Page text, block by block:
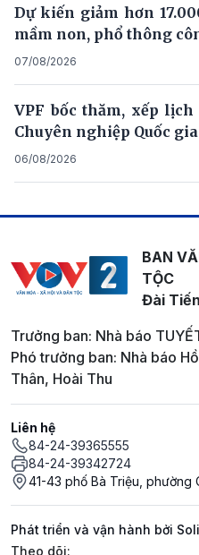
Dự kiến giảm hơn
mầm non, phổ thông
07/08/2026
VPF bốc thăm, xếp
Chuyên nghiệp Quốc
06/08/2026
BAN
TỘC
Đài
Trưởng ban: Nhà báo
Phó trưởng ban: Nhà báo
Thân, Hoài Thu
Liên hệ
84-24-39365555
84-24-39342724
41-43 phố Bà Triệu, phường
Phát triển và vận hành bởi
Theo dõi: